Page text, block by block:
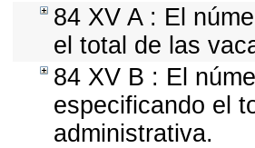
84 XV A : El
el total de las
84 XV B : El
especificando el
administrativa.